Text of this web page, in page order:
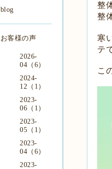
整
整
寒
テ
こ
blog
お客様の声
2026-
04（6）
2024-
12（1）
2023-
06（1）
2023-
05（1）
2023-
04（6）
2023-